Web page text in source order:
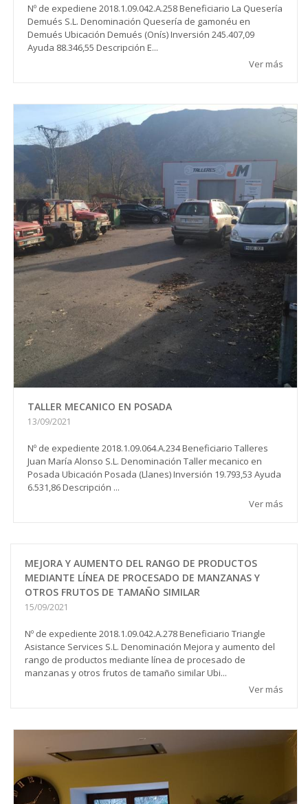
Nº de expediene 2018.1.09.042.A.258 Beneficiario La Quesería
Demués S.L. Denominación Quesería de gamonéu en
Demués Ubicación Demués (Onís) Inversión 245.407,09
Ayuda 88.346,55 Descripción E...
Ver más
TALLER MECANICO EN POSADA
13/09/2021
Nº de expediente 2018.1.09.064.A.234 Beneficiario Talleres
Juan María Alonso S.L. Denominación Taller mecanico en
Posada Ubicación Posada (Llanes) Inversión 19.793,53 Ayuda
6.531,86 Descripción ...
Ver más
MEJORA Y AUMENTO DEL RANGO DE PRODUCTOS
MEDIANTE LÍNEA DE PROCESADO DE MANZANAS Y
OTROS FRUTOS DE TAMAÑO SIMILAR
15/09/2021
Nº de expediente 2018.1.09.042.A.278 Beneficiario Triangle
Asistance Services S.L. Denominación Mejora y aumento del
rango de productos mediante línea de procesado de
manzanas y otros frutos de tamaño similar Ubi...
Ver más